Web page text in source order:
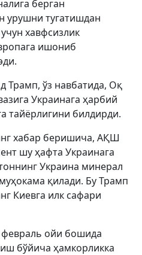
берган
урушни тугатишдан
хавфсизлик
ишониб
ўз навбатида, Оқ
Украинага ҳарбий
тайёрлигини билдирди.
хабар беришича, АҚШ
шу ҳафта Украинага
Украина минерал
қилади. Бу Трамп
Киевга илк сафари
февраль ойи бошида
бўйича ҳамкорликка